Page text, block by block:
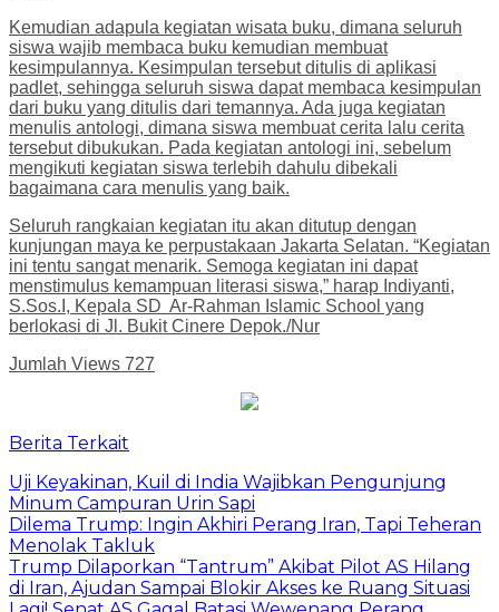
Kemudian adapula kegiatan wisata buku, dimana seluruh
siswa wajib membaca buku kemudian membuat
kesimpulannya. Kesimpulan tersebut ditulis di aplikasi
padlet, sehingga seluruh siswa dapat membaca kesimpulan
dari buku yang ditulis dari temannya. Ada juga kegiatan
menulis antologi, dimana siswa membuat cerita lalu cerita
tersebut dibukukan. Pada kegiatan antologi ini, sebelum
mengikuti kegiatan siswa terlebih dahulu dibekali
bagaimana cara menulis yang baik.
Seluruh rangkaian kegiatan itu akan ditutup dengan
kunjungan maya ke perpustakaan Jakarta Selatan. “Kegiatan
ini tentu sangat menarik. Semoga kegiatan ini dapat
menstimulus kemampuan literasi siswa,” harap Indiyanti,
S.Sos.I, Kepala SD Ar-Rahman Islamic School yang
berlokasi di Jl. Bukit Cinere Depok./Nur
Jumlah Views 727
Berita Terkait
Uji Keyakinan, Kuil di India Wajibkan Pengunjung
Minum Campuran Urin Sapi
Dilema Trump: Ingin Akhiri Perang Iran, Tapi Teheran
Menolak Takluk
Trump Dilaporkan “Tantrum” Akibat Pilot AS Hilang
di Iran, Ajudan Sampai Blokir Akses ke Ruang Situasi